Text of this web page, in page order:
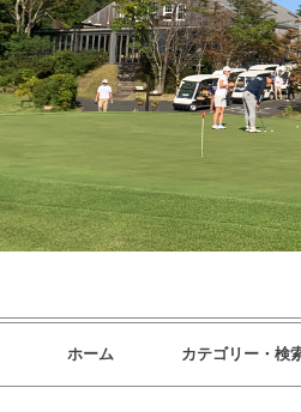
ホーム カテゴリー・検